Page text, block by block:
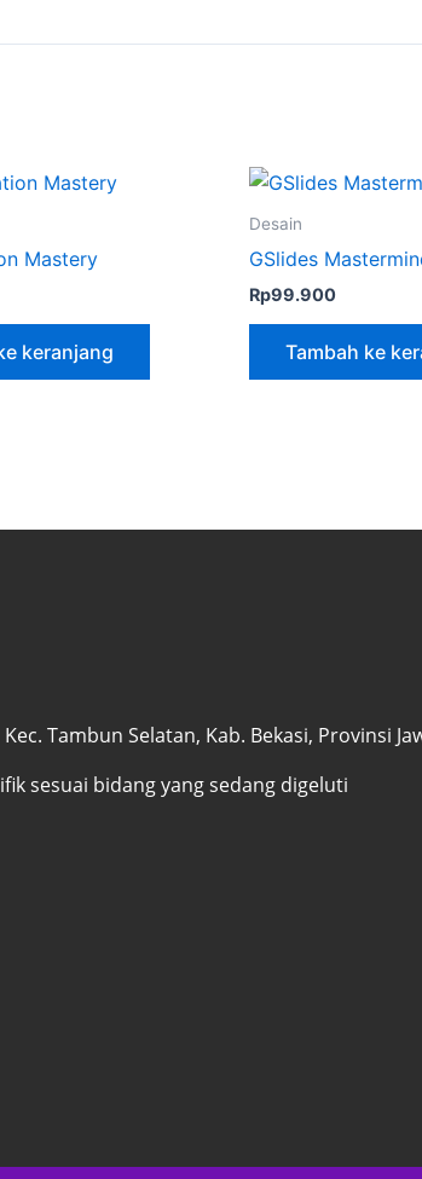
Mastery
keranjang
Desain
GSlides
Rp99.900
Tambah ke
Tambun Selatan, Kab. Bekasi, Provinsi
sesuai bidang yang sedang digeluti